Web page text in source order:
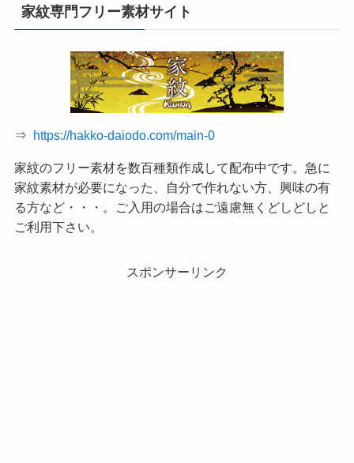
家紋専門フリー素材サイト
⇒ https://hakko-daiodo.com/main-0
家紋のフリー素材を数百種類作成して配布中です。急に
家紋素材が必要になった、自分で作れない方、興味の有
る方など・・・。ご入用の場合はご遠慮無くどしどしと
ご利用下さい。
スポンサーリンク